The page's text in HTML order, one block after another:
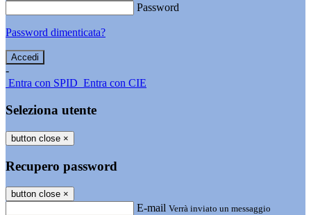
Password
Password dimenticata?
-
Entra con SPID Entra con CIE
Seleziona utente
button close ×
Recupero password
button close ×
E-mail Verrà inviato un messaggio